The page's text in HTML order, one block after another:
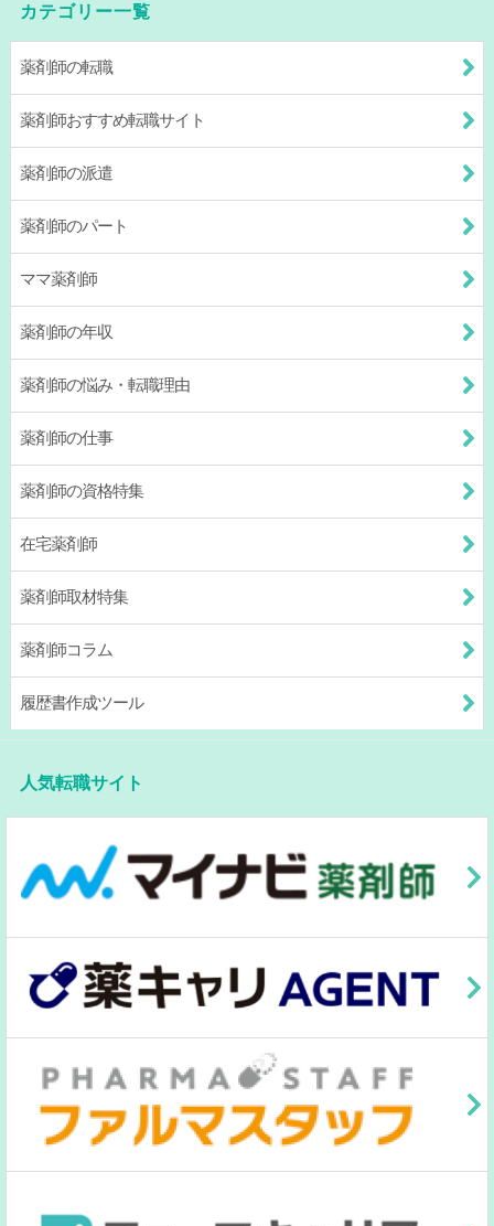
カテゴリー一覧
薬剤師の転職
薬剤師おすすめ転職サイト
薬剤師の派遣
薬剤師のパート
ママ薬剤師
薬剤師の年収
薬剤師の悩み・転職理由
薬剤師の仕事
薬剤師の資格特集
在宅薬剤師
薬剤師取材特集
薬剤師コラム
履歴書作成ツール
人気転職サイト